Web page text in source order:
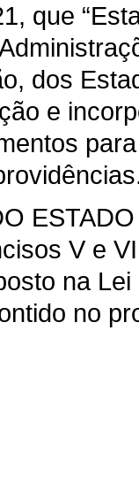
que
dos
e
V e
na
no